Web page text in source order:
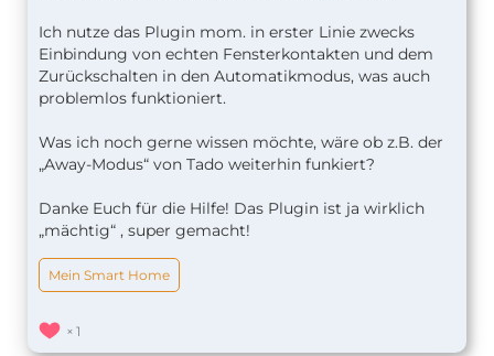
Ich nutze das Plugin mom. in erster Linie zwecks
Einbindung von echten Fensterkontakten und dem
Zurückschalten in den Automatikmodus, was auch
problemlos funktioniert.
Was ich noch gerne wissen möchte, wäre ob z.B. der
„Away-Modus“ von Tado weiterhin funkiert?
Danke Euch für die Hilfe! Das Plugin ist ja wirklich
„mächtig“ , super gemacht!
Mein Smart Home
1